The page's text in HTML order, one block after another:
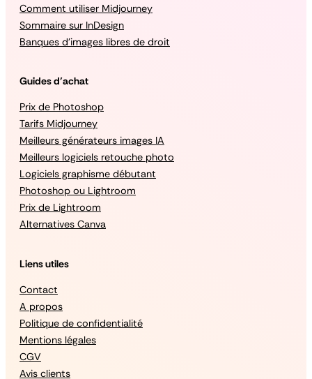
Comment utiliser Midjourney
Sommaire sur InDesign
Banques d’images libres de droit
Guides d’achat
Prix de Photoshop
Tarifs Midjourney
Meilleurs générateurs images IA
Meilleurs logiciels retouche photo
Logiciels graphisme débutant
Photoshop ou Lightroom
Prix de Lightroom
Alternatives Canva
Liens utiles
Contact
A propos
Politique de confidentialité
Mentions légales
CGV
Avis clients